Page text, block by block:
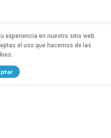
experiencia en nuestro sitio web.
el uso que hacemos de las